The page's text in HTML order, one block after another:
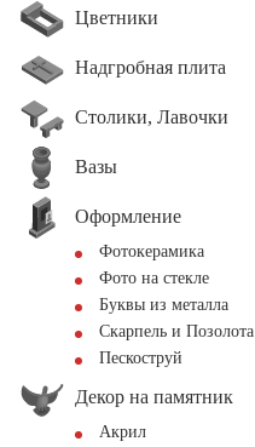
Цветники
Надгробная плита
Столики, Лавочки
Вазы
Оформление
Фотокерамика
Фото на стекле
Буквы из металла
Скарпель и Позолота
Пескоструй
Декор на памятник
Акрил